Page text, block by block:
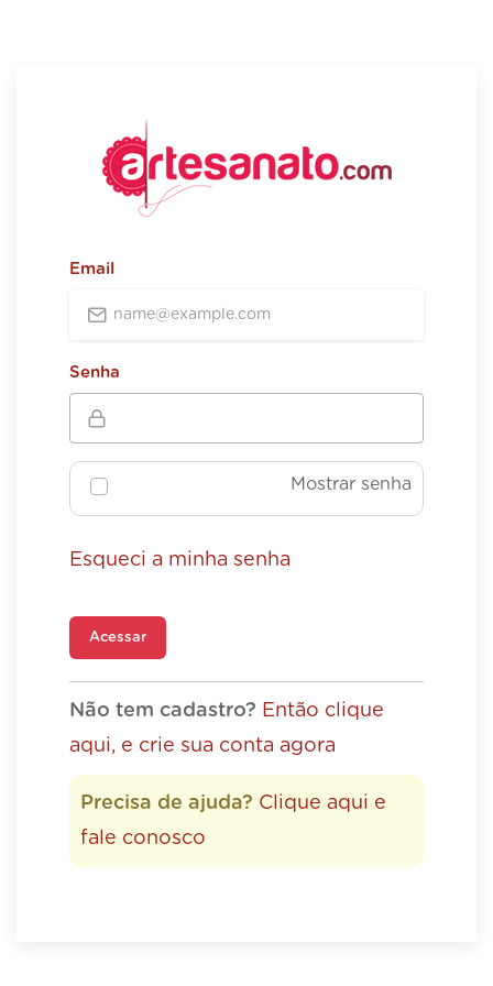
Email
Senha
Mostrar senha
Esqueci a minha senha
Acessar
Não tem cadastro? Então clique
aqui, e crie sua conta agora
Precisa de ajuda? Clique aqui e
fale conosco